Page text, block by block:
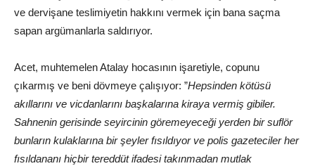
ve dervişane teslimiyetin hakkını vermek için bana saçma
sapan argümanlarla saldırıyor.
Acet, muhtemelen Atalay hocasının işaretiyle, copunu
çıkarmış ve beni dövmeye çalışıyor: ”Hepsinden kötüsü
akıllarını ve vicdanlarını başkalarına kiraya vermiş gibiler.
Sahnenin gerisinde seyircinin göremeyeceği yerden bir suflör
bunların kulaklarına bir şeyler fısıldıyor ve polis gazeteciler her
fısıldananı hiçbir tereddüt ifadesi takınmadan mutlak